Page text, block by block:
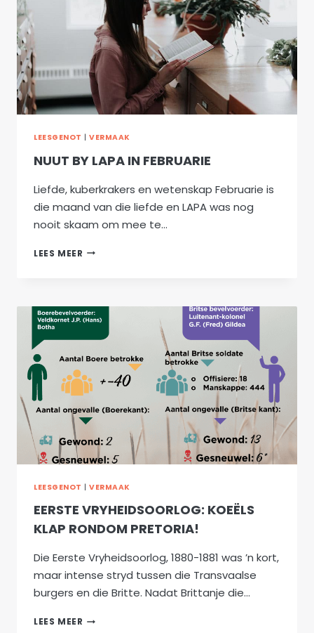
LEESGENOT |VERMAAK
NUUT BY LAPA IN FEBRUARIE
Liefde, kuberkrakers en wetenskap Februarie is
die maand van die liefde en LAPA was nog
nooit skaam om mee te…
LEES MEER NUUT
FEBRUARIE
LEESGENOT |VERMAAK
EERSTE VRYHEIDSOORLOG: KOEËLS
KLAP RONDOM PRETORIA!
Die Eerste Vryheidsoorlog, 1880-1881 was ’n kort,
maar intense stryd tussen die Transvaalse
burgers en die Britte. Nadat Brittanje die…
LEES MEER EERSTE